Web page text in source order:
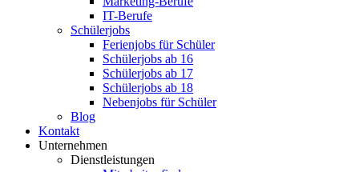
IT-Berufe
Schülerjobs
Ferienjobs für Schüler
Schülerjobs ab 16
Schülerjobs ab 17
Schülerjobs ab 18
Nebenjobs für Schüler
Blog
Kontakt
Unternehmen
Dienstleistungen